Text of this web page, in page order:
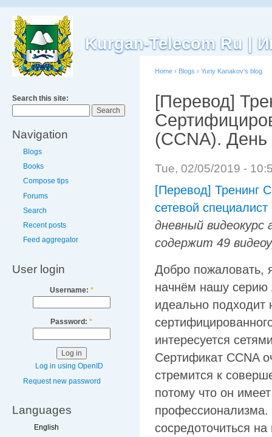
Kurgan-Telecom Ru |
Search this site:
Navigation
Blogs
Books
Compose tips
Forums
Search
Recent posts
Feed aggregator
User login
Username: *
Password: *
Log in using OpenID
Request new password
Languages
English
Home › Blogs › Yuriy Kanakov's blog
[Перевод]
(ССNA). День
Tue, 02/05/2019 -
[Перевод] Тренинг
сетевой
дневный видеокурс
содержит 49
Добро пожаловать,
начнём нашу серию
идеально подходит
интересуется
Сертификат CCNA
стремится к
потому что он
сосредоточиться